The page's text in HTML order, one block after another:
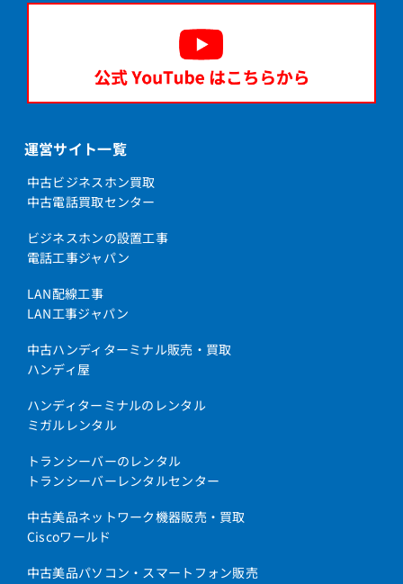
運営サイト一覧
中古ビジネスホン買取
中古電話買取センター
ビジネスホンの設置工事
電話工事ジャパン
LAN配線工事
LAN工事ジャパン
中古ハンディターミナル販売・買取
ハンディ屋
ハンディターミナルのレンタル
ミガルレンタル
トランシーバーのレンタル
トランシーバーレンタルセンター
中古美品ネットワーク機器販売・買取
Ciscoワールド
中古美品パソコン・スマートフォン販売